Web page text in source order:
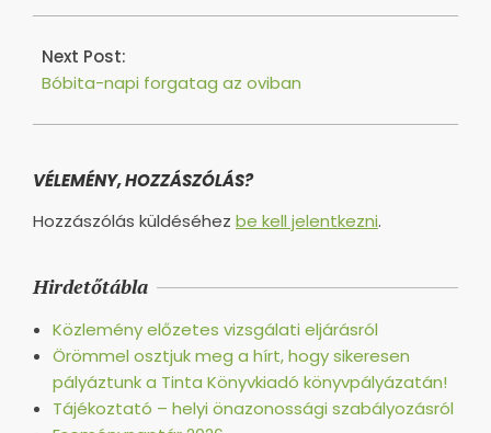
Next Post:
Bóbita-napi forgatag az oviban
VÉLEMÉNY, HOZZÁSZÓLÁS?
Hozzászólás küldéséhez be kell jelentkezni.
Hirdetőtábla
Közlemény előzetes vizsgálati eljárásról
Örömmel osztjuk meg a hírt, hogy sikeresen
pályáztunk a Tinta Könyvkiadó könyvpályázatán!
Tájékoztató – helyi önazonossági szabályozásról